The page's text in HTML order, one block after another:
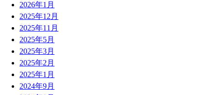
2026年1月
2025年12月
2025年11月
2025年5月
2025年3月
2025年2月
2025年1月
2024年9月